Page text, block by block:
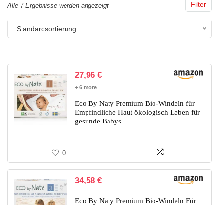
Filter
Alle 7 Ergebnisse werden angezeigt
Standardsortierung
27,96 €
+ 6 more
Eco By Naty Premium Bio-Windeln für
Empfindliche Haut ökologisch Leben für
gesunde Babys
0
34,58 €
Eco By Naty Premium Bio-Windeln Für